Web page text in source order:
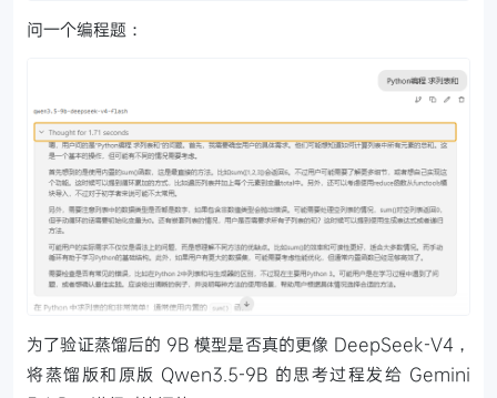
问一个编程题：
为了验证蒸馏后的 9B 模型是否真的更像 DeepSeek-V4，
将蒸馏版和原版 Qwen3.5-9B 的思考过程发给 Gemini